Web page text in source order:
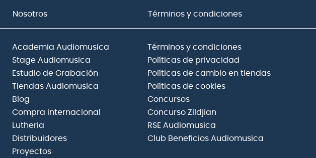
Nosotros Términos y condiciones
Academia Audiomusica
Stage Audiomusica
Estudio de Grabación
Tiendas Audiomusica
Blog
Compra internacional
Lutheria
Distribuidores
Proyectos
Términos y condiciones
Políticas de privacidad
Políticas de cambio en tiendas
Políticas de cookies
Concursos
Concurso Zildjian
RSE Audiomusica
Club Beneficios Audiomusica